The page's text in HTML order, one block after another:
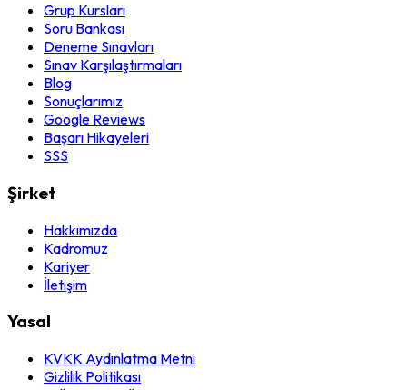
Grup Kursları
Soru Bankası
Deneme Sınavları
Sınav Karşılaştırmaları
Blog
Sonuçlarımız
Google Reviews
Başarı Hikayeleri
SSS
Şirket
Hakkımızda
Kadromuz
Kariyer
İletişim
Yasal
KVKK Aydınlatma Metni
Gizlilik Politikası